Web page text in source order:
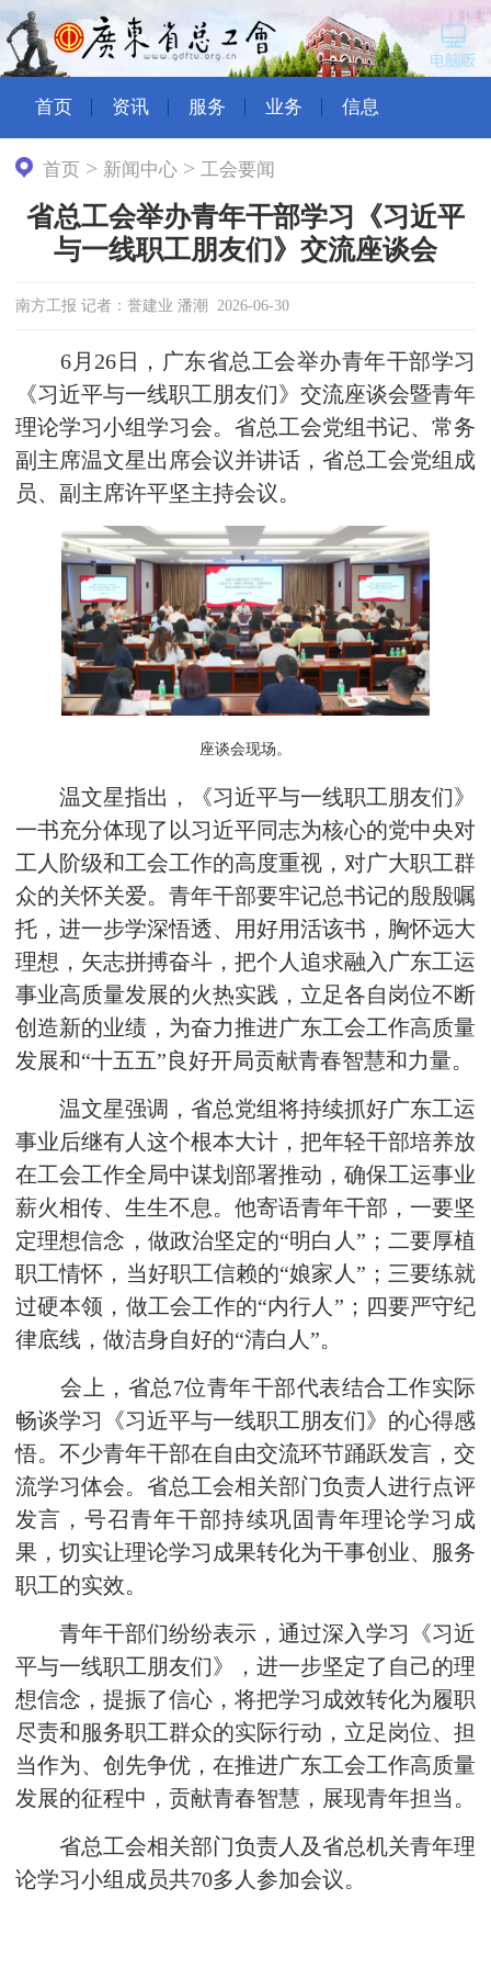
首页 资讯 服务 业务 信息
首页 > 新闻中心 > 工会要闻
省总工会举办青年干部学习《习近平
与一线职工朋友们》交流座谈会
南方工报 记者：誉建业 潘潮 2026-06-30
6月26日，广东省总工会举办青年干部学习
《习近平与一线职工朋友们》交流座谈会暨青年
理论学习小组学习会。省总工会党组书记、常务
副主席温文星出席会议并讲话，省总工会党组成
员、副主席许平坚主持会议。
座谈会现场。
温文星指出，《习近平与一线职工朋友们》
一书充分体现了以习近平同志为核心的党中央对
工人阶级和工会工作的高度重视，对广大职工群
众的关怀关爱。青年干部要牢记总书记的殷殷嘱
托，进一步学深悟透、用好用活该书，胸怀远大
理想，矢志拼搏奋斗，把个人追求融入广东工运
事业高质量发展的火热实践，立足各自岗位不断
创造新的业绩，为奋力推进广东工会工作高质量
发展和“十五五”良好开局贡献青春智慧和力量。
温文星强调，省总党组将持续抓好广东工运
事业后继有人这个根本大计，把年轻干部培养放
在工会工作全局中谋划部署推动，确保工运事业
薪火相传、生生不息。他寄语青年干部，一要坚
定理想信念，做政治坚定的“明白人”；二要厚植
职工情怀，当好职工信赖的“娘家人”；三要练就
过硬本领，做工会工作的“内行人”；四要严守纪
律底线，做洁身自好的“清白人”。
会上，省总7位青年干部代表结合工作实际
畅谈学习《习近平与一线职工朋友们》的心得感
悟。不少青年干部在自由交流环节踊跃发言，交
流学习体会。省总工会相关部门负责人进行点评
发言，号召青年干部持续巩固青年理论学习成
果，切实让理论学习成果转化为干事创业、服务
职工的实效。
青年干部们纷纷表示，通过深入学习《习近
平与一线职工朋友们》，进一步坚定了自己的理
想信念，提振了信心，将把学习成效转化为履职
尽责和服务职工群众的实际行动，立足岗位、担
当作为、创先争优，在推进广东工会工作高质量
发展的征程中，贡献青春智慧，展现青年担当。
省总工会相关部门负责人及省总机关青年理
论学习小组成员共70多人参加会议。